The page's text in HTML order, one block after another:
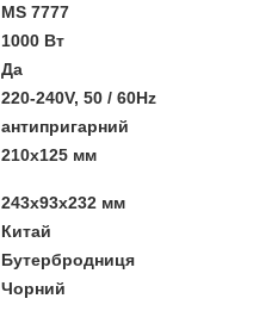
MS 7777
1000 Вт
Да
220-240V, 50 / 60Hz
антипригарний
210x125 мм
243x93x232 мм
Китай
Бутербродниця
Чорний